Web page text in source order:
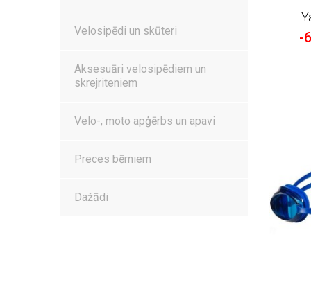
Velosipēdi un skūteri
Aksesuāri velosipēdiem un
skrejriteniem
Velo-, moto apģērbs un apavi
Preces bērniem
Dažādi
-